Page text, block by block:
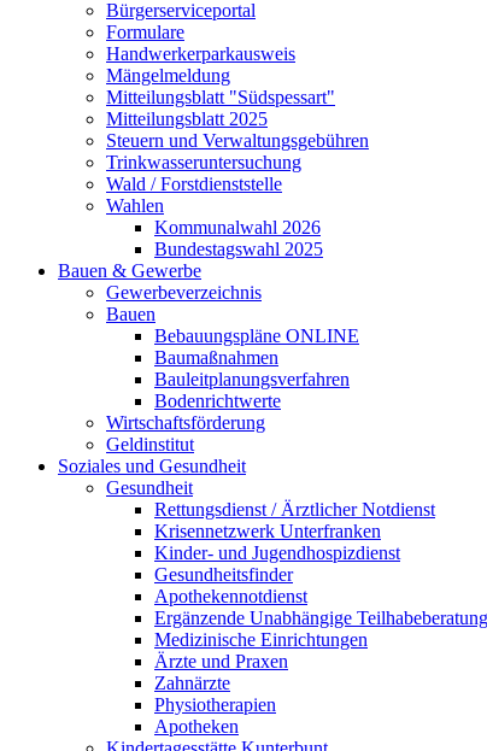
Bürgerserviceportal
Formulare
Handwerkerparkausweis
Mängelmeldung
Mitteilungsblatt "Südspessart"
Mitteilungsblatt 2025
Steuern und Verwaltungsgebühren
Trinkwasseruntersuchung
Wald / Forstdienststelle
Wahlen
Kommunalwahl 2026
Bundestagswahl 2025
Bauen & Gewerbe
Gewerbeverzeichnis
Bauen
Bebauungspläne ONLINE
Baumaßnahmen
Bauleitplanungsverfahren
Bodenrichtwerte
Wirtschaftsförderung
Geldinstitut
Soziales und Gesundheit
Gesundheit
Rettungsdienst / Ärztlicher Notdienst
Krisennetzwerk Unterfranken
Kinder- und Jugendhospizdienst
Gesundheitsfinder
Apothekennotdienst
Ergänzende Unabhängige Teilhabeberatung
Medizinische Einrichtungen
Ärzte und Praxen
Zahnärzte
Physiotherapien
Apotheken